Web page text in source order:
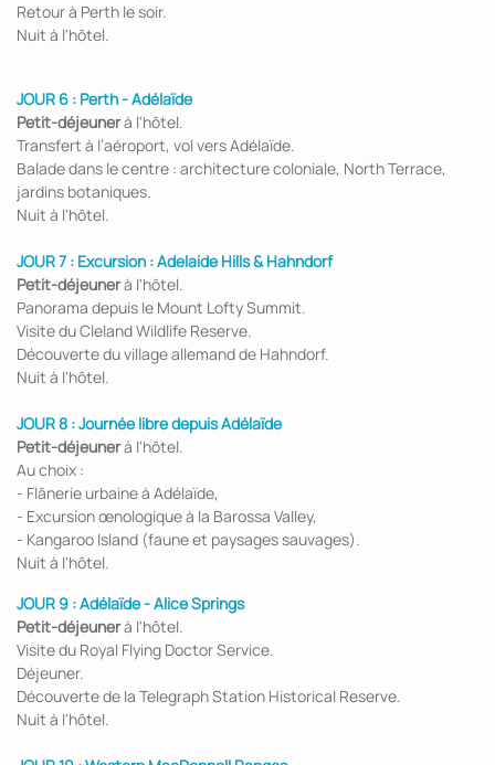
Retour à Perth le soir.
Nuit à l'hôtel.
JOUR 6 : Perth - Adélaïde
Petit-déjeunerà l'hôtel.
Transfert à l’aéroport, vol vers Adélaïde.
Balade dans le centre : architecture coloniale, North Terrace,
jardins botaniques.
Nuit à l'hôtel.
JOUR 7 : Excursion : Adelaide Hills & Hahndorf
Petit-déjeunerà l'hôtel.
Panorama depuis le Mount Lofty Summit.
Visite du Cleland Wildlife Reserve.
Découverte du village allemand de Hahndorf.
Nuit à l'hôtel.
JOUR 8 : Journée libre depuis Adélaïde
Petit-déjeunerà l'hôtel.
Au choix :
- Flânerie urbaine à Adélaïde,
- Excursion œnologique à la Barossa Valley,
- Kangaroo Island (faune et paysages sauvages).
Nuit à l'hôtel.
JOUR 9 :Adélaïde - Alice Springs
Petit-déjeunerà l'hôtel.
Visite du Royal Flying Doctor Service.
Déjeuner.
Découverte de la Telegraph Station Historical Reserve.
Nuit à l'hôtel.